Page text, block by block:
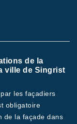
de la
ville de Singrist
les façadiers
obligatoire
de la façade dans